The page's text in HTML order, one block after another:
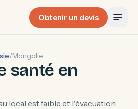
Obtenir un devis
/Mongolie
santé en
local est faible et l'évacuation